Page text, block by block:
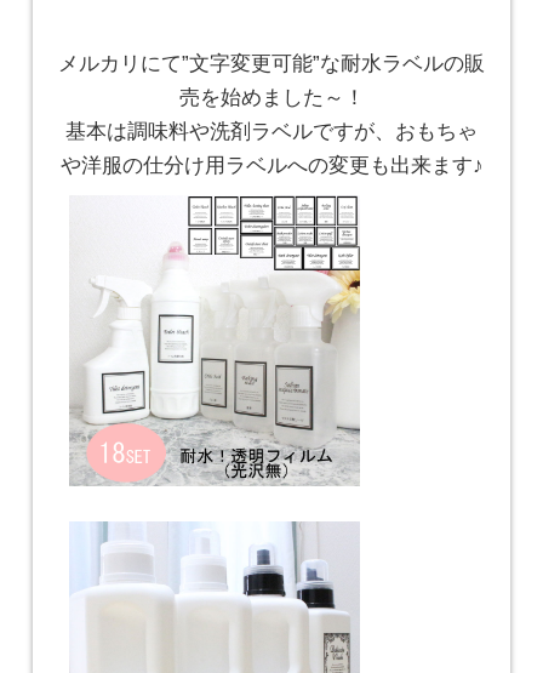
メルカリにて”文字変更可能”な耐水ラベルの販
売を始めました～！
基本は調味料や洗剤ラベルですが、おもちゃ
や洋服の仕分け用ラベルへの変更も出来ます♪